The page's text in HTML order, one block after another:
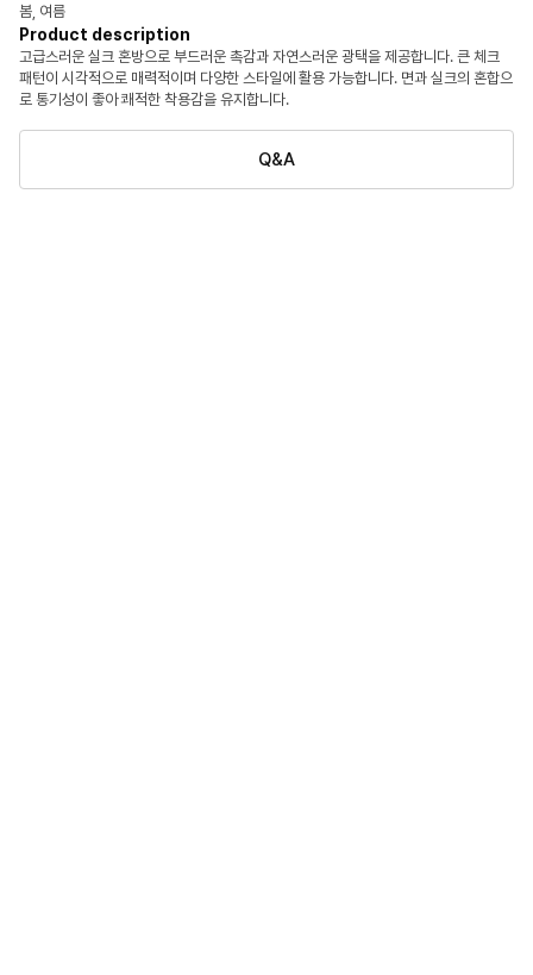
봄, 여름
Product description
고급스러운 실크 혼방으로 부드러운 촉감과 자연스러운 광택을 제공합니다. 큰 체크
패턴이 시각적으로 매력적이며 다양한 스타일에 활용 가능합니다. 면과 실크의 혼합으
로 통기성이 좋아 쾌적한 착용감을 유지합니다.
Q&A